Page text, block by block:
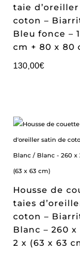
taie
coton –
Bleu fonce –
cm + 80 x 80
130,00€
Housse de
taies
coton –
Blanc – 260 x
2 x (63 x 63